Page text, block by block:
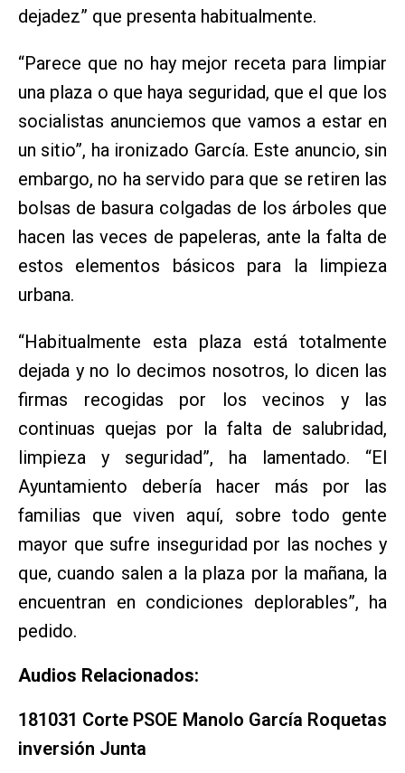
dejadez” que presenta habitualmente.
“Parece que no hay mejor receta para limpiar
una plaza o que haya seguridad, que el que los
socialistas anunciemos que vamos a estar en
un sitio”, ha ironizado García. Este anuncio, sin
embargo, no ha servido para que se retiren las
bolsas de basura colgadas de los árboles que
hacen las veces de papeleras, ante la falta de
estos elementos básicos para la limpieza
urbana.
“Habitualmente esta plaza está totalmente
dejada y no lo decimos nosotros, lo dicen las
firmas recogidas por los vecinos y las
continuas quejas por la falta de salubridad,
limpieza y seguridad”, ha lamentado. “El
Ayuntamiento debería hacer más por las
familias que viven aquí, sobre todo gente
mayor que sufre inseguridad por las noches y
que, cuando salen a la plaza por la mañana, la
encuentran en condiciones deplorables”, ha
pedido.
Audios Relacionados:
181031 Corte PSOE Manolo García Roquetas
inversión Junta